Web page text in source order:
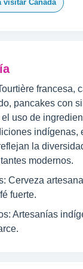
visitar Canadá
francesa,
pancakes con
uso de
indígenas,
la
modernos.
Cerveza
fuerte.
Artesanías